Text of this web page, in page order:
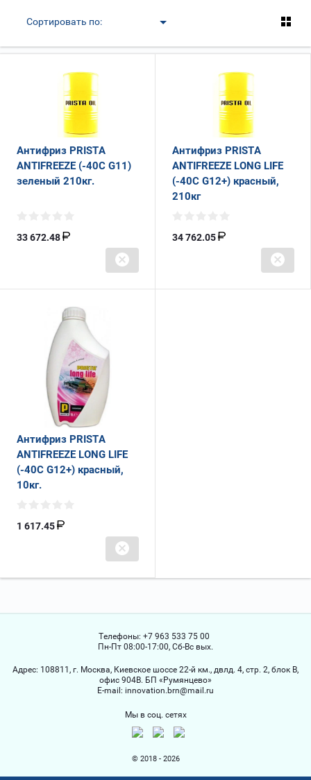
Сортировать по:
Антифриз PRISTA
ANTIFREEZE (-40C G11)
зеленый 210кг.
33 672.48
Антифриз PRISTA
ANTIFREEZE LONG LIFE
(-40С G12+) красный,
210кг
34 762.05
Антифриз PRISTA
ANTIFREEZE LONG LIFE
(-40С G12+) красный,
10кг.
1 617.45
Телефоны: +7 963 533 75 00
Пн-Пт 08:00-17:00, Сб-Вс вых.
Адрес: 108811, г. Москва, Киевское шоссе 22-й км., двлд. 4, стр. 2, блок В,
офис 904В. БП «Румянцево»
Е-mail: innovation.brn@mail.ru
Мы в соц. сетях
© 2018 - 2026